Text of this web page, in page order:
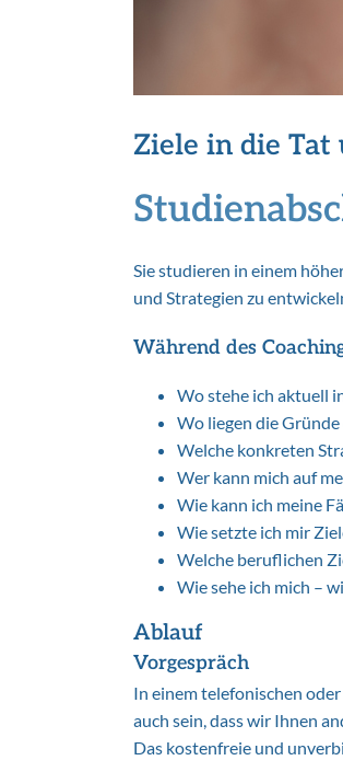
Ziele in die Tat
Sie studieren in einem
und Strategien zu
Während des
Wo stehe ich aktuell
Wo liegen die Gründe
Welche konkreten
Wer kann mich auf
Wie kann ich meine
Wie setzte ich mir
Welche beruflichen
Wie sehe ich mich –
Ablauf
Vorgespräch
In einem telefonischen
auch sein, dass wir Ihnen
Das kostenfreie und